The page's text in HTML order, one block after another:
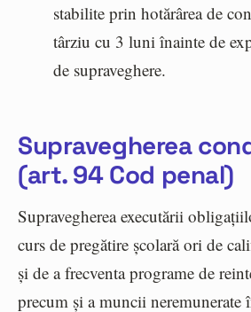
stabilite prin hotărârea de
târziu cu 3 luni înainte de
de supraveghere.
Supravegherea
(art. 94 Cod penal)
Supravegherea executării
curs de pregătire școlară ori de
și de a frecventa programe de
precum și a muncii neremunerate